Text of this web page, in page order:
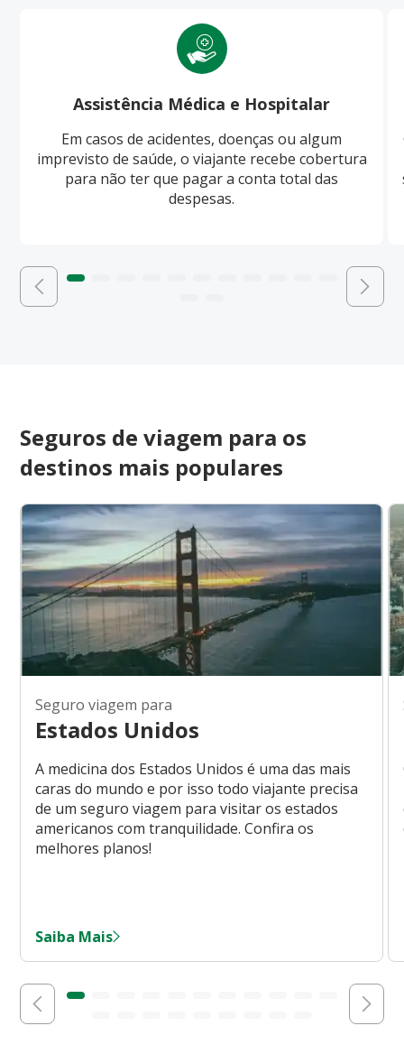
Assistência Médica e Hospitalar
Em casos de acidentes, doenças ou algum
imprevisto de saúde, o viajante recebe cobertura
para não ter que pagar a conta total das
despesas.
Seguros de viagem para os
destinos mais populares
Seguro viagem para
Estados Unidos
A medicina dos Estados Unidos é uma das mais
caras do mundo e por isso todo viajante precisa
de um seguro viagem para visitar os estados
americanos com tranquilidade. Confira os
melhores planos!
Saiba Mais